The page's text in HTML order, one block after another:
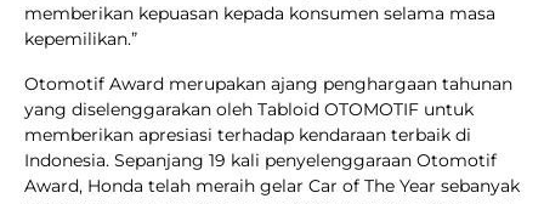
memberikan kepuasan kepada konsumen selama masa
kepemilikan.”
Otomotif Award merupakan ajang penghargaan tahunan
yang diselenggarakan oleh Tabloid OTOMOTIF untuk
memberikan apresiasi terhadap kendaraan terbaik di
Indonesia. Sepanjang 19 kali penyelenggaraan Otomotif
Award, Honda telah meraih gelar Car of The Year sebanyak